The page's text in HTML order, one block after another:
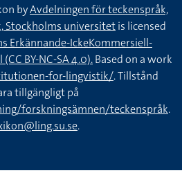
byAvdelningen för teckenspråk,
universitetis licensed
Erkännande-IckeKommersiell-
BY-NC-SA 4.0).Based on a work
for-lingvistik/. Tillstånd
tillgängligt på
forskningsämnen/teckenspråk.
.